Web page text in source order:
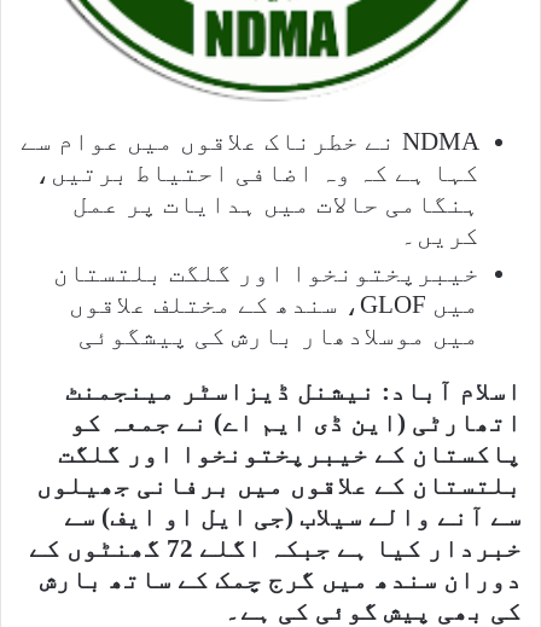
NDMA نے خطرناک علاقوں میں عوام سے
کہا ہے کہ وہ اضافی احتیاط برتیں،
ہنگامی حالات میں ہدایات پر عمل
کریں۔
خیبرپختونخوا اور گلگت بلتستان
میں GLOF، سندھ کے مختلف علاقوں
میں موسلادھار بارش کی پیشگوئی
اسلام آباد: نیشنل ڈیزاسٹر مینجمنٹ
اتھارٹی (این ڈی ایم اے) نے جمعہ کو
پاکستان کے خیبرپختونخوا اور گلگت
بلتستان کے علاقوں میں برفانی جھیلوں
سے آنے والے سیلاب (جی ایل او ایف) سے
خبردار کیا ہے جبکہ اگلے 72 گھنٹوں کے
دوران سندھ میں گرج چمک کے ساتھ بارش
کی بھی پیش گوئی کی ہے۔